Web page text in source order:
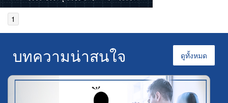
1
บทความน่าสนใจ ดูทั้งหมด